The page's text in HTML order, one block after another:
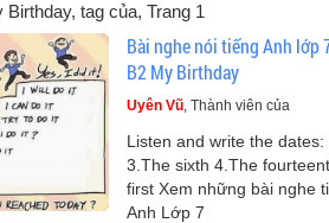
Birthday, tag của, Trang 1
Bài nghe nói tiếng Anh
B2 My Birthday
Uyên Vũ, Thành viên của
Listen and write the
3.The sixth 4.The
first Xem những bài nghe
Anh Lớp 7